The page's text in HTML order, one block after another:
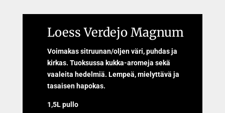
Loess Verdejo Magnum
Voimakas sitruunan/oljen väri, puhdas ja
kirkas. Tuoksussa kukka-aromeja sekä
vaaleita hedelmiä. Lempeä, mielyttävä ja
tasaisen hapokas.
1,5L pullo